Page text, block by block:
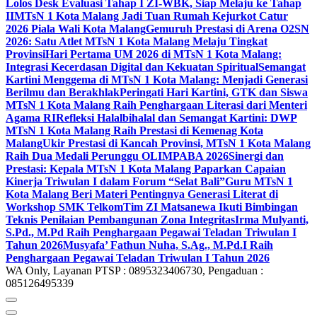
Lolos Desk Evaluasi Tahap I ZI-WBK, Siap Melaju ke Tahap
IIMTsN 1 Kota Malang Jadi Tuan Rumah Kejurkot Catur
2026 Piala Wali Kota MalangGemuruh Prestasi di Arena O2SN
2026: Satu Atlet MTsN 1 Kota Malang Melaju Tingkat
ProvinsiHari Pertama UM 2026 di MTsN 1 Kota Malang:
Integrasi Kecerdasan Digital dan Kekuatan SpiritualSemangat
Kartini Menggema di MTsN 1 Kota Malang: Menjadi Generasi
Berilmu dan BerakhlakPeringati Hari Kartini, GTK dan Siswa
MTsN 1 Kota Malang Raih Penghargaan Literasi dari Menteri
Agama RIRefleksi Halalbihalal dan Semangat Kartini: DWP
MTsN 1 Kota Malang Raih Prestasi di Kemenag Kota
MalangUkir Prestasi di Kancah Provinsi, MTsN 1 Kota Malang
Raih Dua Medali Perunggu OLIMPABA 2026Sinergi dan
Prestasi: Kepala MTsN 1 Kota Malang Paparkan Capaian
Kinerja Triwulan I dalam Forum “Selat Bali”Guru MTsN 1
Kota Malang Beri Materi Pentingnya Generasi Literat di
Workshop SMK TelkomTim ZI Matsanewa Ikuti Bimbingan
Teknis Penilaian Pembangunan Zona IntegritasIrma Mulyanti,
S.Pd., M.Pd Raih Penghargaan Pegawai Teladan Triwulan I
Tahun 2026Musyafa’ Fathun Nuha, S.Ag., M.Pd.I Raih
Penghargaan Pegawai Teladan Triwulan I Tahun 2026
WA Only, Layanan PTSP : 0895323406730, Pengaduan :
085126495339